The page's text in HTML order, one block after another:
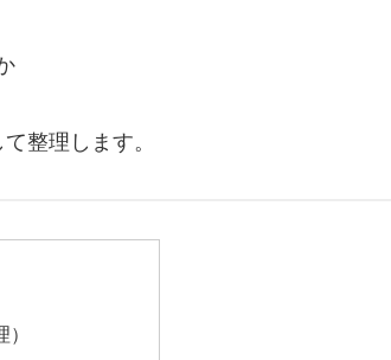
て整理します。